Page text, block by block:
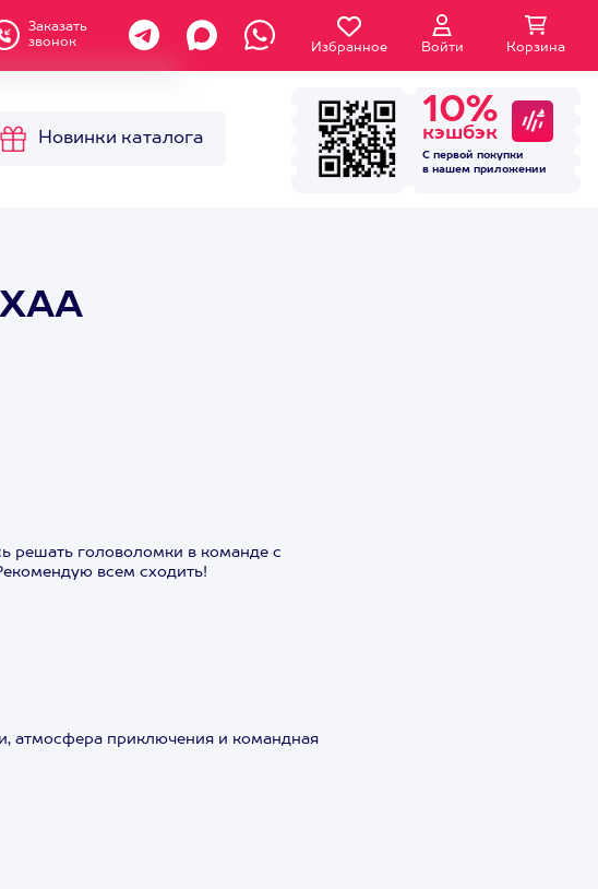
Заказать
звонок
Избранное Войти Корзина
Новинки каталога
10%
кэшбэк
С первой покупки
в нашем приложении
решать головоломки в команде с
всем сходить!
атмосфера приключения и командная